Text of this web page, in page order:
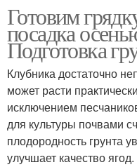
Готовим
посадка
Подготовка
Клубника достаточно
может расти
исключением
для культуры почвами
плодородность грунта
улучшает качество ягод.